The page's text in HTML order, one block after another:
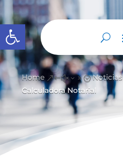
Abrir barra de herramientas
Home &#x39; Noticias
Calculadora Notarial